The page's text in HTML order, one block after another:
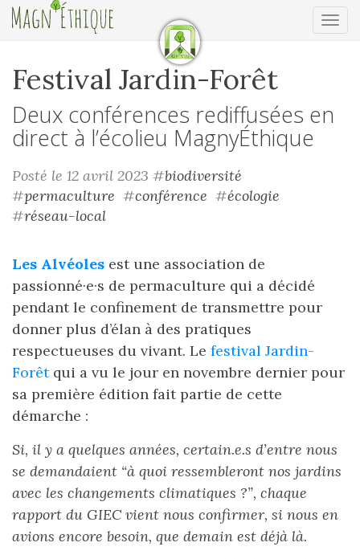
Festival Jardin-Forêt
Deux conférences rediffusées en
direct à l’écolieu MagnyÉthique
Posté le 12 avril 2023 #biodiversité
#permaculture #conférence #écologie
#réseau-local
Les Alvéoles est une association de
passionné·e·s de permaculture qui a décidé
pendant le confinement de transmettre pour
donner plus d’élan à des pratiques
respectueuses du vivant. Le festival Jardin-
Forêtqui a vu le jour en novembre dernier pour
sa première édition fait partie de cette
démarche :
Si, il y a quelques années, certain.e.s d’entre nous
se demandaient “à quoi ressembleront nos jardins
avec les changements climatiques ?”, chaque
rapport du GIEC vient nous confirmer, si nous en
avions encore besoin, que demain est déjà là.